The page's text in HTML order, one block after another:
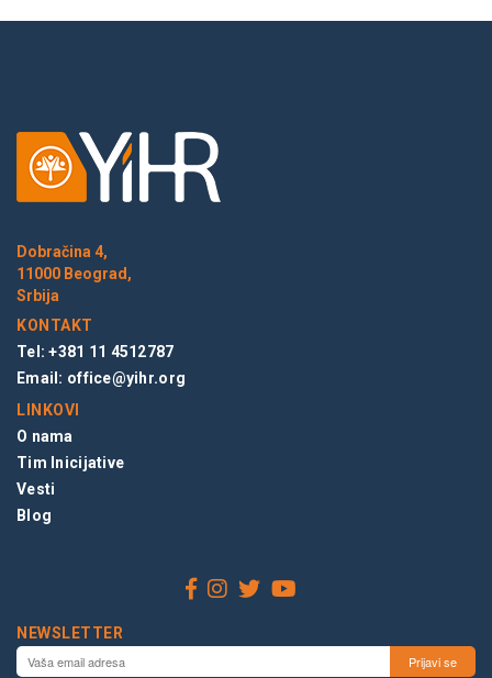
Dobračina 4,
11000 Beograd,
Srbija
KONTAKT
Tel: +381 11 4512787
Email: office@yihr.org
LINKOVI
O nama
Tim Inicijative
Vesti
Blog
NEWSLETTER